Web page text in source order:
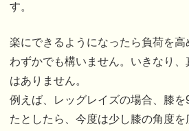
す。
楽にできるようになったら負荷を
わずかでも構いません。いきなり
はありません。
例えば、レッグレイズの場合、膝
たとしたら、今度は少し膝の角度